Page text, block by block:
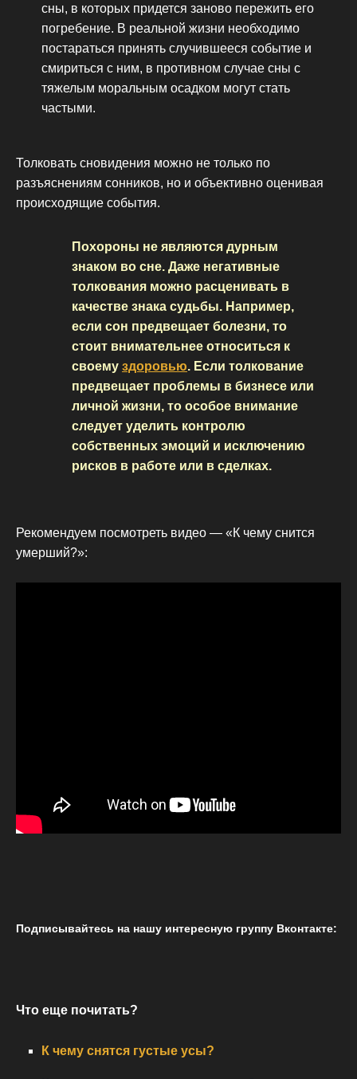
сны, в которых придется заново пережить его
погребение. В реальной жизни необходимо
постараться принять случившееся событие и
смириться с ним, в противном случае сны с
тяжелым моральным осадком могут стать
частыми.
Толковать сновидения можно не только по
разъяснениям сонников, но и объективно оценивая
происходящие события.
Похороны не являются дурным
знаком во сне. Даже негативные
толкования можно расценивать в
качестве знака судьбы. Например,
если сон предвещает болезни, то
стоит внимательнее относиться к
своему здоровью. Если толкование
предвещает проблемы в бизнесе или
личной жизни, то особое внимание
следует уделить контролю
собственных эмоций и исключению
рисков в работе или в сделках.
Рекомендуем посмотреть видео — «К чему снится
умерший?»:
Подписывайтесь на нашу интересную группу Вконтакте:
Что еще почитать?
К чему снятся густые усы?